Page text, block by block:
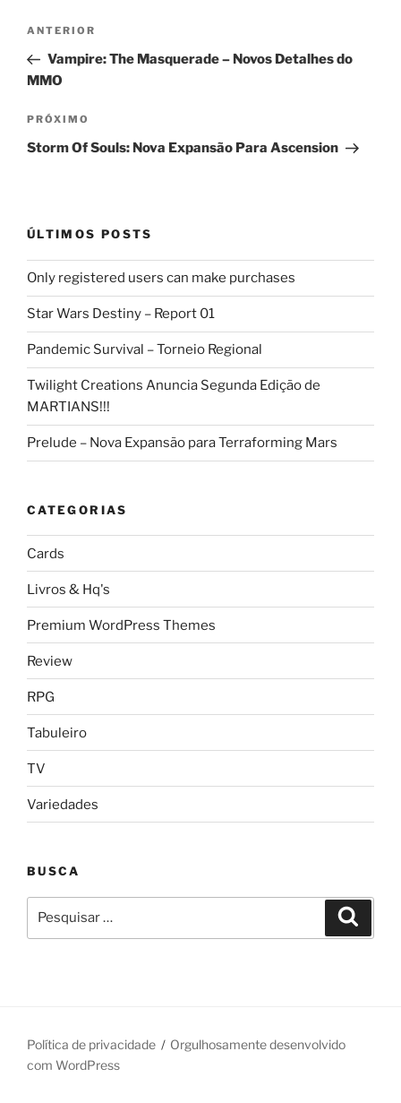
Navegação
Post
Post
anterior
ANTERIOR
Vampire: The Masquerade – Novos Detalhes do
MMO
Próximo
post
PRÓXIMO
Storm Of Souls: Nova Expansão Para Ascension
ÚLTIMOS POSTS
Only registered users can make purchases
Star Wars Destiny – Report 01
Pandemic Survival – Torneio Regional
Twilight Creations Anuncia Segunda Edição de
MARTIANS!!!
Prelude – Nova Expansão para Terraforming Mars
CATEGORIAS
Cards
Livros & Hq's
Premium WordPress Themes
Review
RPG
Tabuleiro
TV
Variedades
BUSCA
por:
Política de privacidade
Orgulhosamente desenvolvido
com WordPress